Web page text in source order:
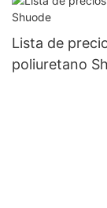
Lista de
poliuretano